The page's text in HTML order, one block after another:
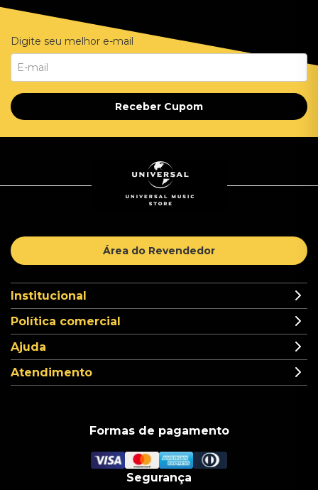
Digite seu melhor e-mail
Receber Cupom
Área do Revendedor
Institucional
Política comercial
Ajuda
Atendimento
Formas de pagamento
Segurança